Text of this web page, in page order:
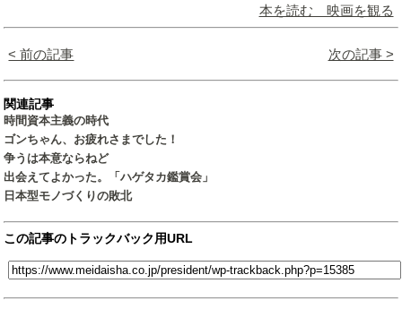
本を読む 映画を観る
< 前の記事 次の記事 >
関連記事
時間資本主義の時代
ゴンちゃん、お疲れさまでした！
争うは本意ならねど
出会えてよかった。「ハゲタカ鑑賞会」
日本型モノづくりの敗北
この記事のトラックバック用URL